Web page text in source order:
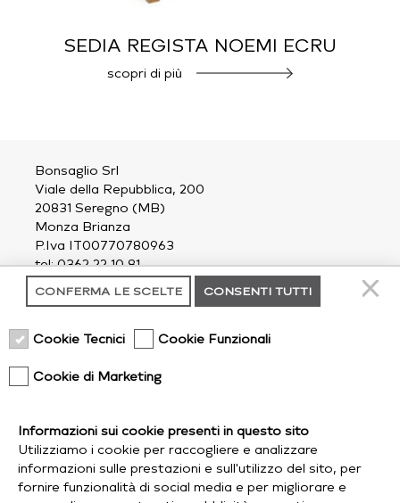
SEDIA REGISTA NOEMI ECRU
scopri di più
Bonsaglio Srl
Viale della Repubblica, 200
20831 Seregno (MB)
Monza Brianza
P.Iva IT00770780963
tel: 0362 22 10 81
chi siamo
cookie policy
spedizioni
follow us
CONFERMA LE SCELTE CONSENTI TUTTI
Cookie Tecnici Cookie Funzionali
Cookie di Marketing
Informazioni sui cookie presenti in questo sito
Utilizziamo i cookie per raccogliere e analizzare
informazioni sulle prestazioni e sull'utilizzo del sito, per
fornire funzionalità di social media e per migliorare e